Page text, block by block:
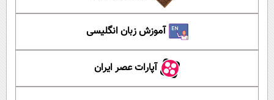
آموزش زبان انگلیسی
آپارات عصر ایران